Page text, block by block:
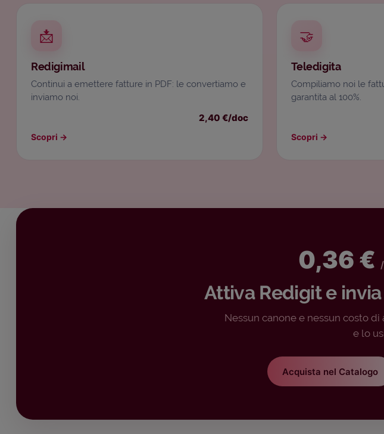
📩
Redigimail
Continui a emettere fatture in PDF: le convertiamo e
inviamo noi.
2,40 €/doc
Scopri →
🤝
Teledigita
Compiliamo noi le
garantita al 100%.
Scopri →
0,36 €
Attiva Redigit e
Nessun canone e nessun costo
e lo
Acquista nel Catalogo